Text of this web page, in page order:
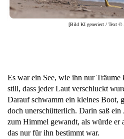
[Bild KI generiert / Text ©
Es war ein See, wie ihn nur
still, dass jeder Laut verschluckt
Darauf schwamm ein kleines Boot,
doch unerschütterlich. Darin saß ein
zum Himmel gewandt, als würde er
das nur für ihn bestimmt war.